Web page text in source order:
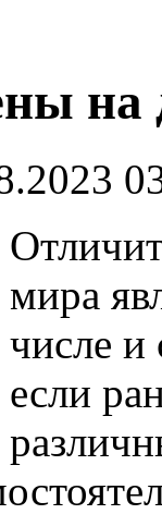
на
мира
числе и
если